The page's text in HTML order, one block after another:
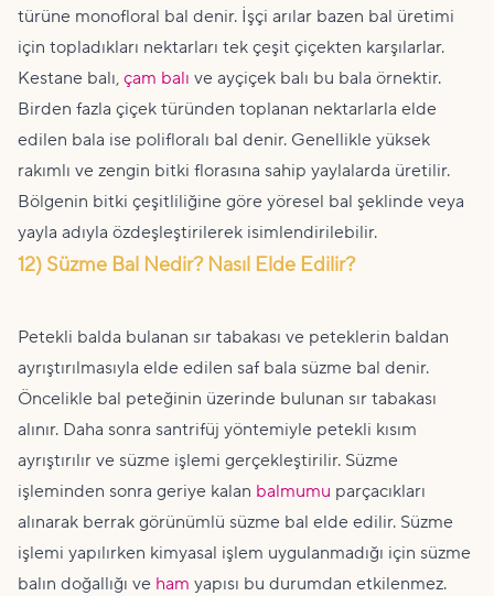
türüne monofloral bal denir. İşçi arılar bazen bal üretimi
için topladıkları nektarları tek çeşit çiçekten karşılarlar.
Kestane balı, çam balı ve ayçiçek balı bu bala örnektir.
Birden fazla çiçek türünden toplanan nektarlarla elde
edilen bala ise polifloralı bal denir. Genellikle yüksek
rakımlı ve zengin bitki florasına sahip yaylalarda üretilir.
Bölgenin bitki çeşitliliğine göre yöresel bal şeklinde veya
yayla adıyla özdeşleştirilerek isimlendirilebilir.
12) Süzme Bal Nedir? Nasıl Elde Edilir?
Petekli balda bulanan sır tabakası ve peteklerin baldan
ayrıştırılmasıyla elde edilen saf bala süzme bal denir.
Öncelikle bal peteğinin üzerinde bulunan sır tabakası
alınır. Daha sonra santrifüj yöntemiyle petekli kısım
ayrıştırılır ve süzme işlemi gerçekleştirilir. Süzme
işleminden sonra geriye kalan balmumu parçacıkları
alınarak berrak görünümlü süzme bal elde edilir. Süzme
işlemi yapılırken kimyasal işlem uygulanmadığı için süzme
balın doğallığı ve ham yapısı bu durumdan etkilenmez.